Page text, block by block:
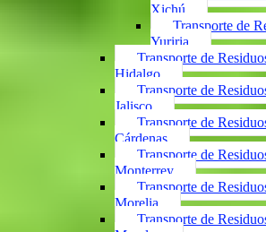
Xichú
Transporte de
Yuriria
Transporte de
Hidalgo
Transporte de
Jalisco
Transporte de
Cárdenas
Transporte de
Monterrey
Transporte de
Morelia
Transporte de